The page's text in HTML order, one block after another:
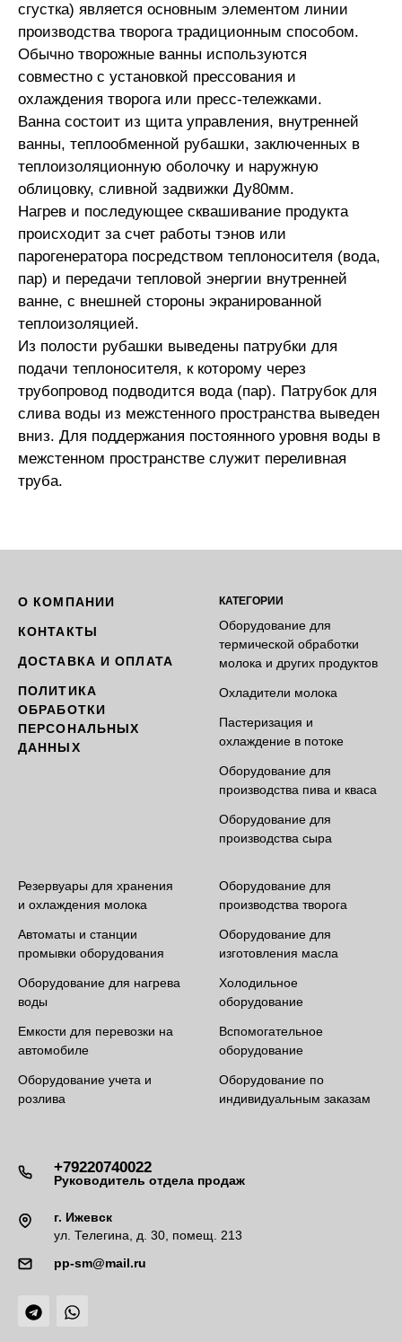
сгустка) является основным элементом линии
производства творога традиционным способом.
Обычно творожные ванны используются
совместно с установкой прессования и
охлаждения творога или пресс-тележками.
Ванна состоит из щита управления, внутренней
ванны, теплообменной рубашки, заключенных в
теплоизоляционную оболочку и наружную
облицовку, сливной задвижки Ду80мм.
Нагрев и последующее сквашивание продукта
происходит за счет работы тэнов или
парогенератора посредством теплоносителя (вода,
пар) и передачи тепловой энергии внутренней
ванне, с внешней стороны экранированной
теплоизоляцией.
Из полости рубашки выведены патрубки для
подачи теплоносителя, к которому через
трубопровод подводится вода (пар). Патрубок для
слива воды из межстенного пространства выведен
вниз. Для поддержания постоянного уровня воды в
межстенном пространстве служит переливная
труба.
О КОМПАНИИ
КОНТАКТЫ
ДОСТАВКА И ОПЛАТА
ПОЛИТИКА
ОБРАБОТКИ
ПЕРСОНАЛЬНЫХ
ДАННЫХ
КАТЕГОРИИ
Оборудование для
термической обработки
молока и других продуктов
Охладители молока
Пастеризация и
охлаждение в потоке
Оборудование для
производства пива и кваса
Оборудование для
производства сыра
Резервуары для хранения
и охлаждения молока
Автоматы и станции
промывки оборудования
Оборудование для нагрева
воды
Емкости для перевозки на
автомобиле
Оборудование учета и
розлива
Оборудование для
производства творога
Оборудование для
изготовления масла
Холодильное
оборудование
Вспомогательное
оборудование
Оборудование по
индивидуальным заказам
+79220740022
Руководитель отдела продаж
г. Ижевск
ул. Телегина, д. 30, помещ. 213
pp-sm@mail.ru